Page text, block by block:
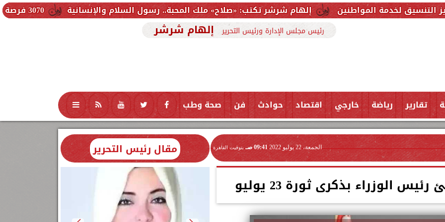
3070 فرصة عمل جديدة بالقطاع الخاص.. وظائف برواتب تصل إلى 9500 جنيه إلهام شرشر تكتب: «صلاح» ملك المحبة.. رسول السلام والإنسانية المواطنين
رئيس مجلس الإدارة ورئيس التحرير إلهام شرشر
تقارير رياضة خارجي اقتصاد حوادث فن صحة وطب تكنولوجيا منوعات محافظات
الجمعة، 22 يوليو 2022 09:41 صـ بتوقيت القاهرة
الوزراء بذكرى ثورة 23 يوليو
مقال رئيس التحرير